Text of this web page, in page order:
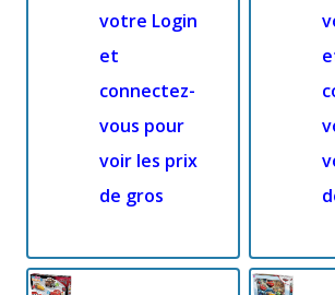
votre Login
et
connectez-
vous pour
voir les prix
de gros